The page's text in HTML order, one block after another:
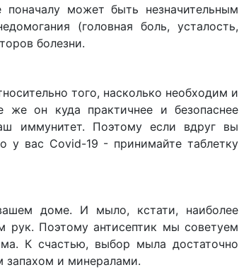
может быть незначительным
(головная боль, усталость,
болезни.
того, насколько необходим и
же он куда практичнее и безопаснее
иммунитет. Поэтому если вдруг вы
у вас Covid-19 - принимайте таблетку
доме. И мыло, кстати, наиболее
рук. Поэтому антисептик мы советуем
К счастью, выбор мыла достаточно
и минералами.